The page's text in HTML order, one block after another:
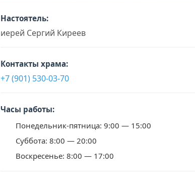
Настоятель:
иерей Сергий Киреев
Контакты храма:
+7 (901) 530-03-70
Часы работы:
Понедельник-пятница: 9:00 — 15:00
Суббота: 8:00 — 20:00
Воскресенье: 8:00 — 17:00